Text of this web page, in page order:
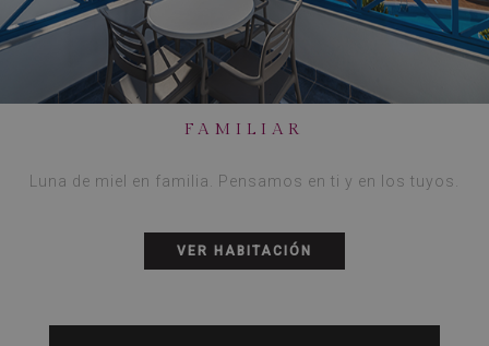
FAMILIAR
Luna de miel en familia. Pensamos en ti y en los tuyos.
VER HABITACIÓN